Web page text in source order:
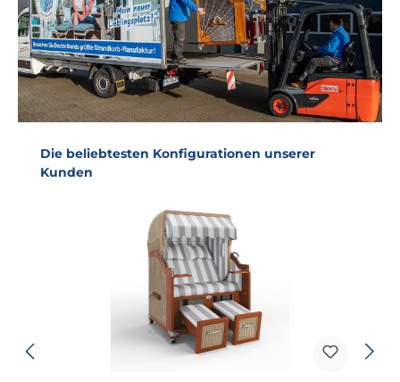
Produktgalerie überspringen
Die beliebtesten Konfigurationen unserer
Kunden